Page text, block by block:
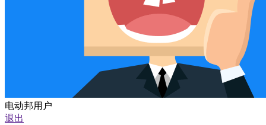
电动邦用户
退出